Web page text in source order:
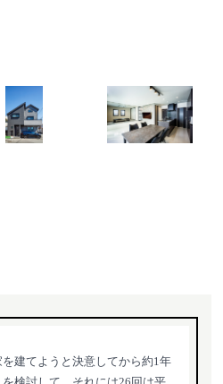
建てようと決意してから約1年